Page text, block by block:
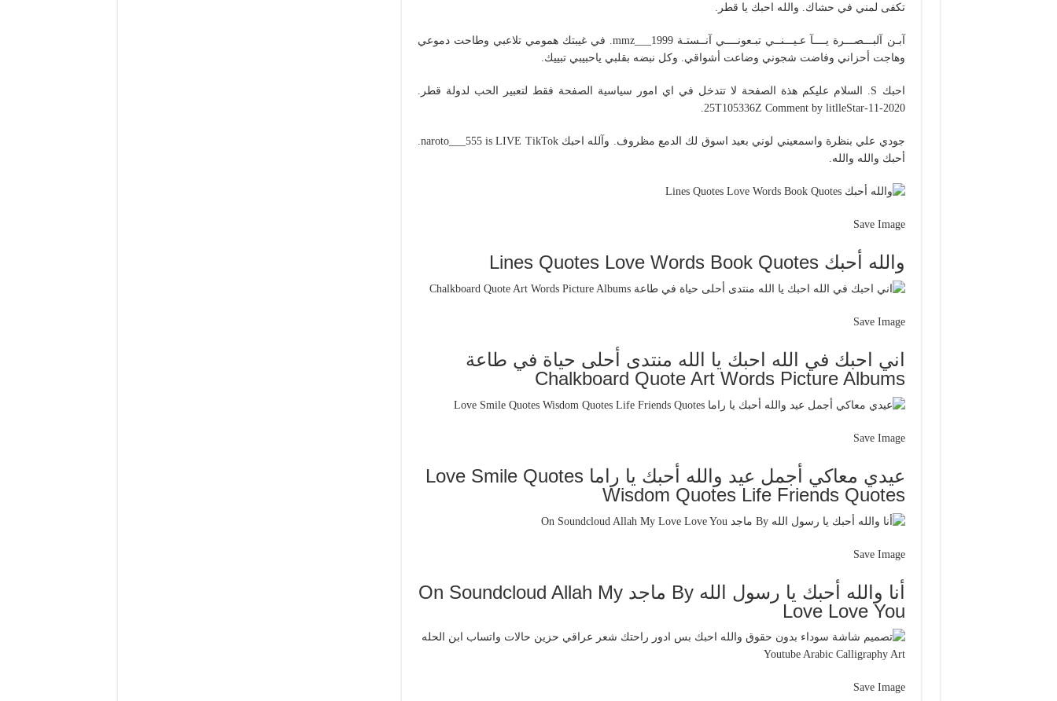
تكفى لمني في حشاك. والله احبك يا قطر.
آبـن آلبـــصـــرة يــــآ عـيـــنــي تبـعونــــي آنــستـة mmz___1999. في غيبتك همومي تلاعبي وطاحت دموعي
وهاجت أحزاني وفاضت شجوني وضاعت أشواقي. وكل نبضه بقلبي ياحبيبي تبييك.
احبك S. السلام عليكم هذة الصفحة لا تتدخل في اي امور سياسية الصفحة فقط لتعبير الحب لدولة قطر.
2020-11-25T105336Z Comment by litlleStar.
أحبك والله والله.
Save Image
والله أحبك Lines Quotes Love Words Book Quotes
Save Image
اني احبك في الله احبك يا الله منتدى أحلى حياة في طاعة
Chalkboard Quote Art Words Picture Albums
Save Image
عيدي معاكي أجمل عيد والله أحبك يا راما Love Smile Quotes
Wisdom Quotes Life Friends Quotes
Save Image
أنا والله أحبك يا رسول الله By ماجد On Soundcloud Allah My
Love Love You
Save Image